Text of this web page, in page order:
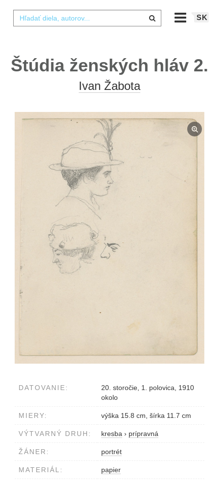
SK
Štúdia ženských hláv 2.
Ivan Žabota
DATOVANIE:
20. storočie, 1. polovica, 1910
okolo
MIERY: výška 15.8 cm, šírka 11.7 cm
VÝTVARNÝ DRUH: kresba › prípravná
ŽÁNER: portrét
MATERIÁL: papier